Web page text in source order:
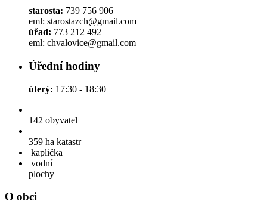
starosta: 739 756 906
eml: starostazch@gmail.com
úřad: 773 212 492
eml: chvalovice@gmail.com
Úřední hodiny
úterý: 17:30 - 18:30
142 obyvatel
359 ha katastr
kaplička
vodní
plochy
O obci